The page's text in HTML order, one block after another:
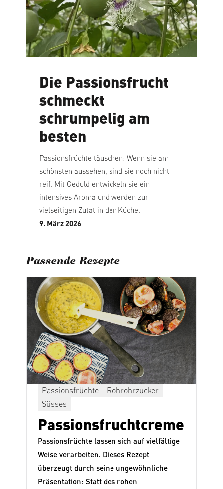
Die Passionsfrucht
schmeckt
schrumpelig am
besten
Passionsfrüchte täuschen: Wenn sie am
schönsten aussehen, sind sie noch nicht
reif. Mit Geduld entwickeln sie ein
intensives Aroma und werden zur
vielseitigen Zutat in der Küche.
9. März 2026
Passende Rezepte
Passionsfrüchte
Rohrohrzucker
Süsses
Passionsfruchtcreme
Passionsfrüchte lassen sich auf vielfältige
Weise verarbeiten. Dieses Rezept
überzeugt durch seine ungewöhnliche
Präsentation: Statt des rohen